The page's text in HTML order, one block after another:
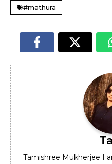
#mathura
Tamishree Mukherjee I